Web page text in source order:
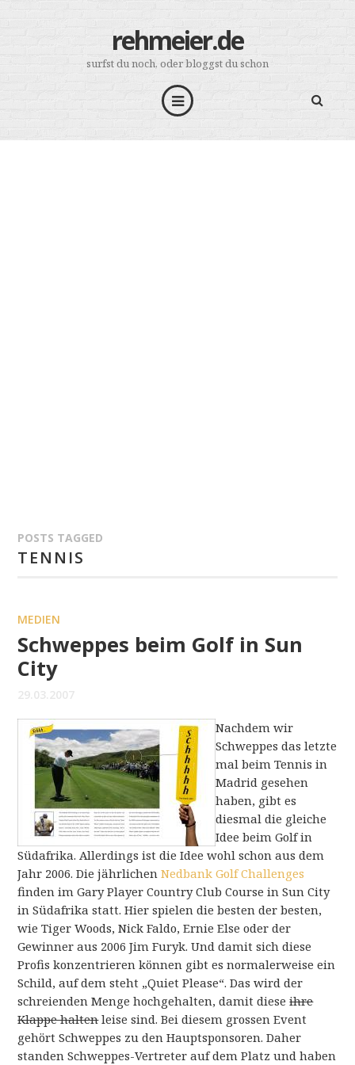
rehmeier.de
surfst du noch, oder bloggst du schon
POSTS TAGGED
TENNIS
MEDIEN
Schweppes beim Golf in Sun
City
29.03.2007
Nachdem wir
Schweppes das letzte
mal beim Tennis in
Madrid gesehen
haben, gibt es
diesmal die gleiche
Idee beim Golf in
Südafrika. Allerdings ist die Idee wohl schon aus dem
Jahr 2006. Die jährlichenNedbank Golf Challenges
finden im Gary Player Country Club Course in Sun City
in Südafrika statt. Hier spielen die besten der besten,
wie Tiger Woods, Nick Faldo, Ernie Else oder der
Gewinner aus 2006 Jim Furyk. Und damit sich diese
Profis konzentrieren können gibt es normalerweise ein
Schild, auf dem steht „Quiet Please“. Das wird der
schreienden Menge hochgehalten, damit dieseihre
Klappe haltenleise sind. Bei diesem grossen Event
gehört Schweppes zu den Hauptsponsoren. Daher
standen Schweppes-Vertreter auf dem Platz und haben